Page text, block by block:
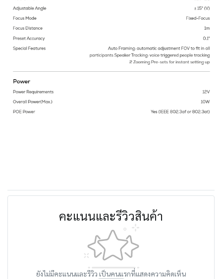
คะแนนและรีวิวสินค้า
ยังไม่มีคะแนนและรีวิว เป็นคนแรกที่แสดงความคิดเห็น